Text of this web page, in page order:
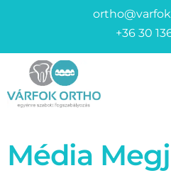
+36 30
Média